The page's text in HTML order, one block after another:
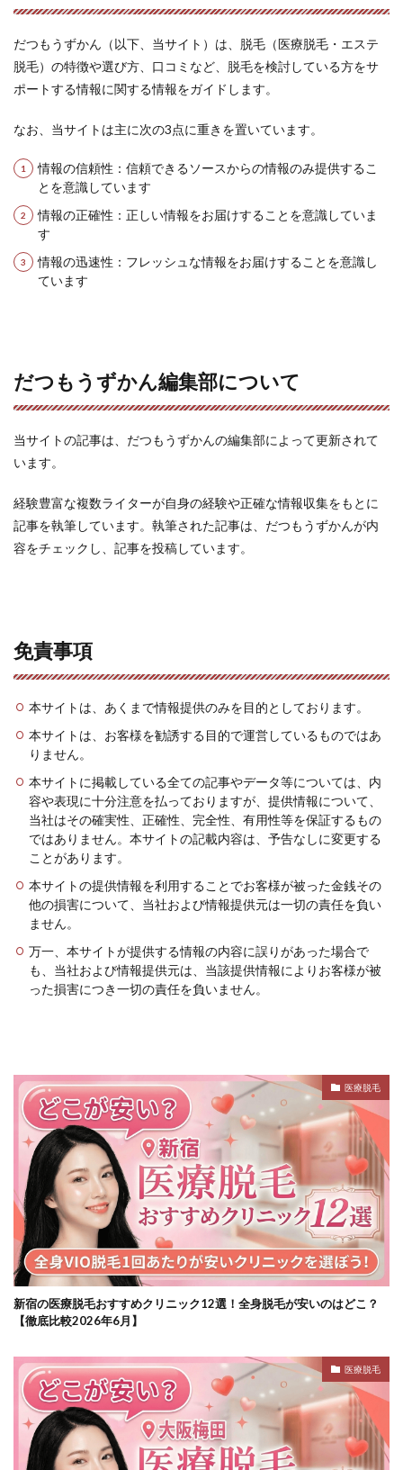
だつもうずかん（以下、当サイト）は、脱毛（医療脱毛・エステ
脱毛）の特徴や選び方、口コミなど、脱毛を検討している方をサ
ポートする情報に関する情報をガイドします。
なお、当サイトは主に次の3点に重きを置いています。
情報の信頼性：信頼できるソースからの情報のみ提供するこ
とを意識しています
情報の正確性：正しい情報をお届けすることを意識していま
す
情報の迅速性：フレッシュな情報をお届けすることを意識し
ています
だつもうずかん編集部について
当サイトの記事は、だつもうずかんの編集部によって更新されて
います。
経験豊富な複数ライターが自身の経験や正確な情報収集をもとに
記事を執筆しています。執筆された記事は、だつもうずかんが内
容をチェックし、記事を投稿しています。
免責事項
本サイトは、あくまで情報提供のみを目的としております。
本サイトは、お客様を勧誘する目的で運営しているものではあ
りません。
本サイトに掲載している全ての記事やデータ等については、内
容や表現に十分注意を払っておりますが、提供情報について、
当社はその確実性、正確性、完全性、有用性等を保証するもの
ではありません。本サイトの記載内容は、予告なしに変更する
ことがあります。
本サイトの提供情報を利用することでお客様が被った金銭その
他の損害について、当社および情報提供元は一切の責任を負い
ません。
万一、本サイトが提供する情報の内容に誤りがあった場合で
も、当社および情報提供元は、当該提供情報によりお客様が被
った損害につき一切の責任を負いません。
医療脱毛
新宿の医療脱毛おすすめクリニック12選！全身脱毛が安いのはどこ？
【徹底比較2026年6月】
医療脱毛